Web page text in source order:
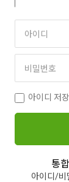
아이디 저장
통
아이디/비